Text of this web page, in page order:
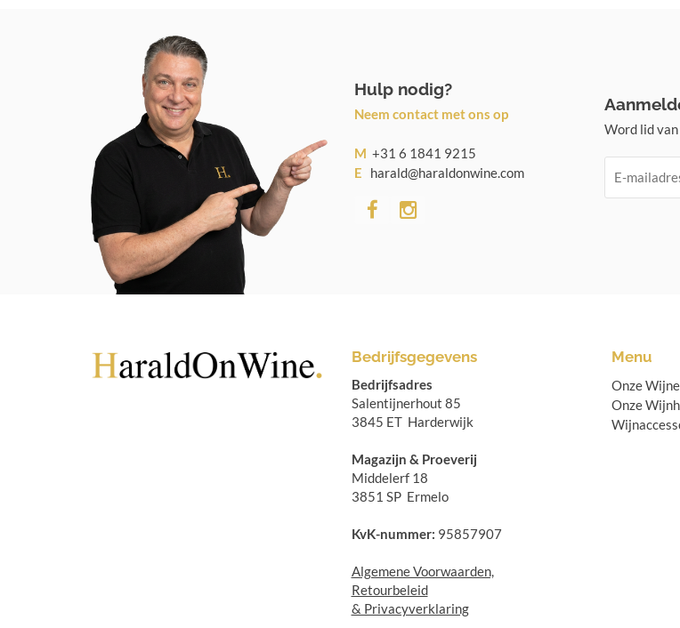
Hulp nodig?
Neem contact met ons op
M +31 6 1841 9215
E harald@haraldonwine.com
Word lid
Menu
Onze
Onze
Bedrijfsgegevens
Bedrijfsadres
Salentijnerhout 85
3845 ET Harderwijk
Magazijn & Proeverij
Middelerf 18
3851 SP Ermelo
KvK-nummer: 95857907
Algemene Voorwaarden,
Retourbeleid
& Privacyverklaring